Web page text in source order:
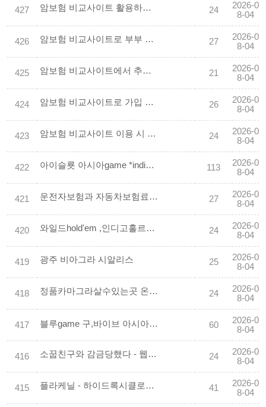
427 암보험 비교사이트 활용하여 실속형 플랜 고르기 24
2026-0
8-04
426 암보험 비교사이트로 부부 동반 가입 할인받기 27
2026-0
8-04
425 암보험 비교사이트에서 추천하는 베스트 상품 순위 21
2026-0
8-04
424 암보험 비교사이트로 가입 서류 간소화하기 26
2026-0
8-04
423 암보험 비교사이트 이용 시 주의해야 할 함정들 24
2026-0
8-04
422 아이슬룟 아시아game *indiogm.com.COM * 【추천코드-장프로】 에볼루션 실전 바두깅 슬룟 사이트 113
2026-0
8-04
421 운전자보험과 자동차보험료 점검 27
2026-0
8-04
420 와일드hold'em ,인디­고홀르덤 (ch개임.co.kr) 콜센터. 24
2026-0
8-04
419 광주 비아그라 시알리스 25
2026-0
8-04
418 정품카마그라살수있는곳 온라인 BEST 사이트 10 합법사이트 공개 - 성인약국 24
2026-0
8-04
417 블루game 구,바이브 아시아 공식 에이전시❤️(indiogm.COM)❤️bluegame장프로 아이슬룟 is­lot asia 60
2026-0
8-04
416 소꿉친구와 감금당했다 - 웹툰/웹소설/만화 24
2026-0
8-04
415 플라케닐 - 하이드록시클로로퀸 200mg x 60정 (항말라리아제) 구매대행 - 러시아 약, 의약품 전문 직구 쇼핑몰 41
2026-0
8-04